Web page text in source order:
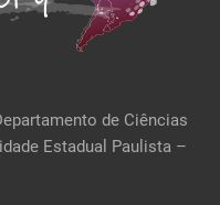
de Ciências
Estadual Paulista –